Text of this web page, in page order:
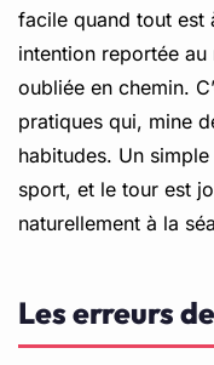
facile quand tout est
intention reportée
oubliée en chemin.
pratiques qui, mine
habitudes. Un
sport, et le tour est
naturellement à la
Les erreurs